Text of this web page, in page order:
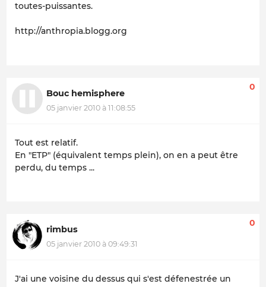
toutes-puissantes.
http://anthropia.blogg.org
Bouc hemisphere
05 janvier 2010 à 11:08:55
0
Tout est relatif.
En "ETP" (équivalent temps plein), on en a peut être
perdu, du temps ...
rimbus
05 janvier 2010 à 09:49:31
0
J'ai une voisine du dessus qui s'est défenestrée un